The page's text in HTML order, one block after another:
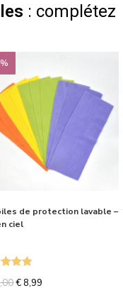
: complétez
de protection lavable –
ciel
€ 8,99